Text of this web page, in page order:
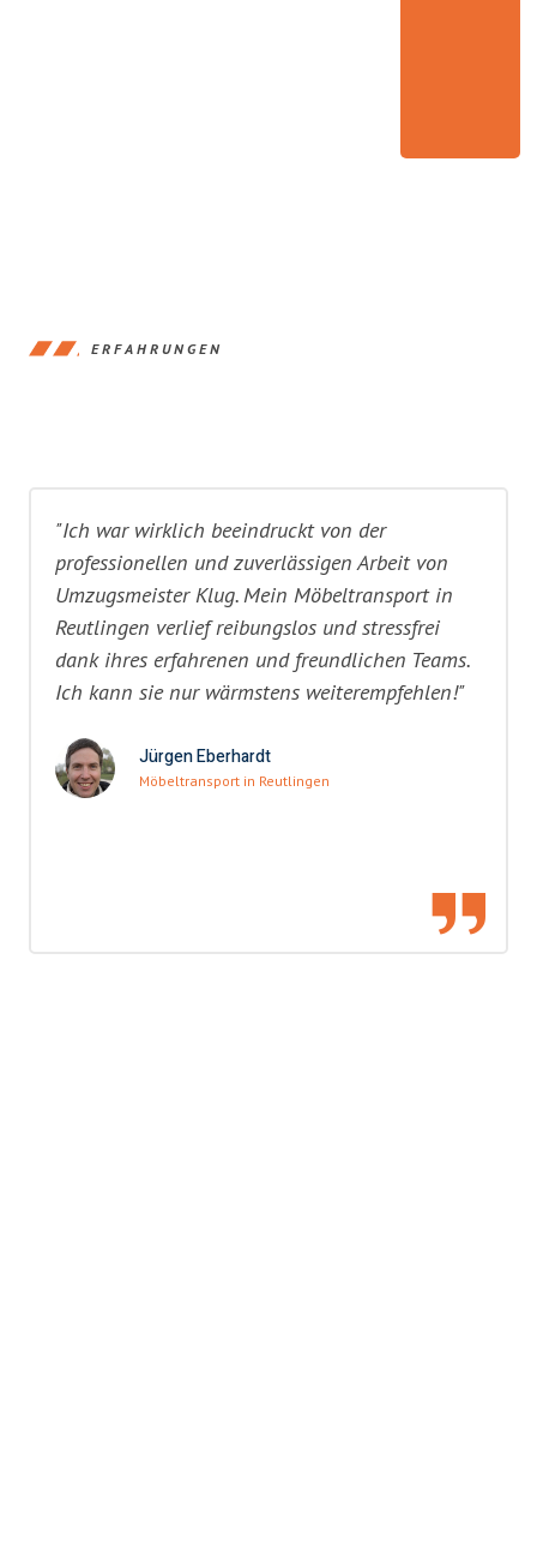
ERFAHRUNGEN
"Ich war wirklich beeindruckt von der
professionellen und zuverlässigen Arbeit von
Umzugsmeister Klug. Mein Möbeltransport in
Reutlingen verlief reibungslos und stressfrei
dank ihres erfahrenen und freundlichen Teams.
Ich kann sie nur wärmstens weiterempfehlen!"
Jürgen Eberhardt
Möbeltransport in Reutlingen